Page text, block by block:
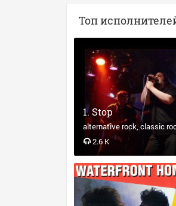
Топ
Stop
alternative rock classic
2.6 K